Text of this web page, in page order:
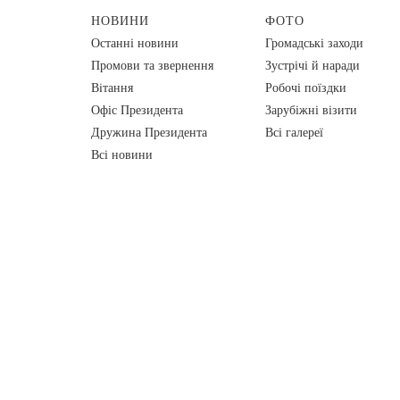
НОВИНИ
Останні новини
Промови та звернення
Вiтання
Офіс Президента
Дружина Президента
Всі новини
ФОТО
Громадські заходи
Зустрічі й наради
Робочі поїздки
Зарубіжні візити
Всі галереї